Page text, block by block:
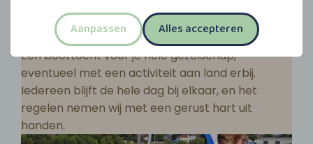
Aanpassen Alles accepteren
Groepsuitjes
Een boottocht voor je hele gezelschap,
eventueel met een activiteit aan land erbij.
Iedereen blijft de hele dag bij elkaar, en het
regelen nemen wij met een gerust hart uit
handen.